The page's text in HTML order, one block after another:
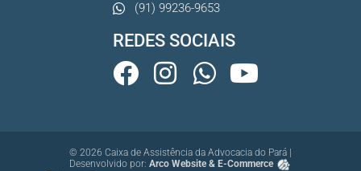
(91) 99236-9653
REDES SOCIAIS
© 2026 Caixa de Assistência da Advocacia do Pará |
Desenvolvido por: Arco Website & E-Commerce